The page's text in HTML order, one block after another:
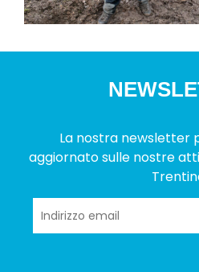
La nostra newsletter
aggiornato sulle nostre